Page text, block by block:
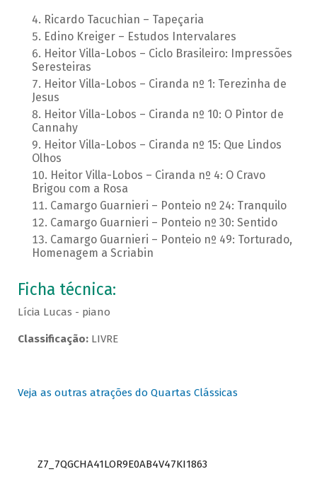
Ricardo Tacuchian – Tapeçaria
Edino Kreiger – Estudos Intervalares
Heitor Villa-Lobos – Ciclo Brasileiro: Impressões
Seresteiras
Heitor Villa-Lobos – Ciranda nº 1: Terezinha de
Jesus
Heitor Villa-Lobos – Ciranda nº 10: O Pintor de
Cannahy
Heitor Villa-Lobos – Ciranda nº 15: Que Lindos
Olhos
Heitor Villa-Lobos – Ciranda nº 4: O Cravo
Brigou com a Rosa
Camargo Guarnieri – Ponteio nº 24: Tranquilo
Camargo Guarnieri – Ponteio nº 30: Sentido
Camargo Guarnieri – Ponteio nº 49: Torturado,
Homenagem a Scriabin
Ficha técnica:
Lícia Lucas - piano
Classificação:LIVRE
Veja as outras atrações do Quartas Clássicas
Z7_7QGCHA41LOR9E0AB4V47KI1863